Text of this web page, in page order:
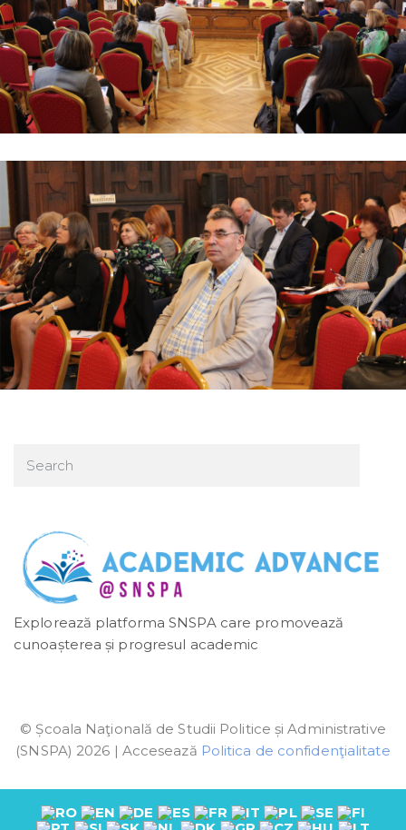
Explorează platforma SNSPA care promovează
cunoașterea și progresul academic
© Școala Naţională de Studii Politice și Administrative
(SNSPA) 2026 | Accesează Politica de confidenţialitate